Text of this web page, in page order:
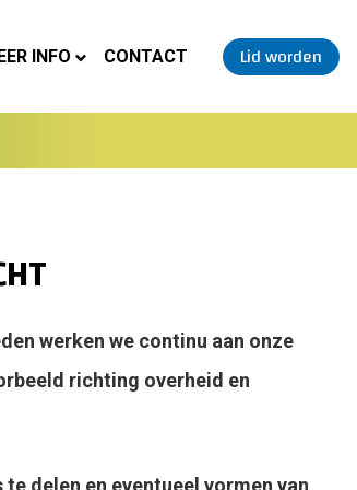
INFO CONTACT Lid worden
werken we continu aan onze
richting overheid en
delen en eventueel vormen van